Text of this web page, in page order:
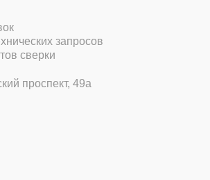
запросов
сверки
проспект, 49а